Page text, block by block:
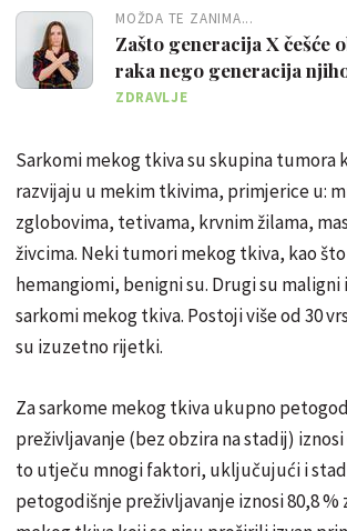
MOŽDA TE ZANIMA...
Zašto generacija X češće
raka nego generacija
ZDRAVLJE
Sarkomi mekog tkiva su skupina tumora
razvijaju u mekim tkivima, primjerice u:
zglobovima, tetivama, krvnim žilama,
živcima. Neki tumori mekog tkiva, kao
hemangiomi, benigni su. Drugi su maligni
sarkomi mekog tkiva. Postoji više od 30
su izuzetno rijetki.
Za sarkome mekog tkiva ukupno
preživljavanje (bez obzira na stadij)
to utječu mnogi faktori, uključujući i
petogodišnje preživljavanje iznosi 80,8 %